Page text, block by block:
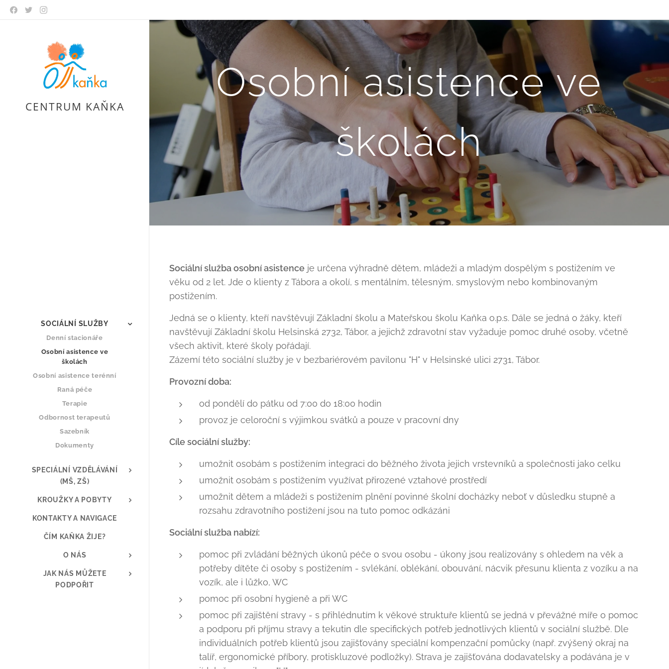
CENTRUM KAŇKA
SOCIÁLNÍ SLUŽBY
Denní stacionáře
Osobní asistence ve
školách
Osobní asistence terénní
Raná péče
Terapie
Odbornost terapeutů
Sazebník
Dokumenty
SPECIÁLNÍ VZDĚLÁVÁNÍ
(MŠ, ZŠ)
KROUŽKY A POBYTY
KONTAKTY A NAVIGACE
ČÍM KAŇKA ŽIJE?
O NÁS
JAK NÁS MŮŽETE
PODPOŘIT
Osobní asistence ve
školách
Sociální služba osobní asistence je určena výhradně dětem, mládeži a mladým dospělým s postižením ve
věku od 2 let. Jde o klienty z Tábora a okolí, s mentálním, tělesným, smyslovým nebo kombinovaným
postižením.
Jedná se o klienty, kteří navštěvují Základní školu a Mateřskou školu Kaňka o.p.s. Dále se jedná o žáky, kteří
navštěvují Základní školu Helsinská 2732, Tábor, a jejichž zdravotní stav vyžaduje pomoc druhé osoby, včetně
všech aktivit, které školy pořádají.
Zázemí této sociální služby je v bezbariérovém pavilonu "H" v Helsinské ulici 2731, Tábor.
Provozní doba:
od pondělí do pátku od 7:00 do 18:00 hodin
provoz je celoroční s výjimkou svátků a pouze v pracovní dny
Cíle sociální služby:
umožnit osobám s postižením integraci do běžného života jejich vrstevníků a společnosti jako celku
umožnit osobám s postižením využívat přirozené vztahové prostředí
umožnit dětem a mládeži s postižením plnění povinné školní docházky neboť v důsledku stupně a
rozsahu zdravotního postižení jsou na tuto pomoc odkázáni
Sociální služba nabízí:
pomoc při zvládání běžných úkonů péče o svou osobu - úkony jsou realizovány s ohledem na věk a
potřeby dítěte či osoby s postižením - svlékání, oblékání, obouvání, nácvik přesunu klienta z vozíku a na
vozík, ale i lůžko, WC
pomoc při osobní hygieně a při WC
pomoc při zajištění stravy - s přihlédnutím k věkové struktuře klientů se jedná v převážné míře o pomoc
a podporu při příjmu stravy a tekutin dle specifických potřeb jednotlivých klientů v sociální službě. Dle
individuálních potřeb klientů jsou zajišťovány speciální kompenzační pomůcky (např. zvýšený okraj na
talíř, ergonomické příbory, protiskluzové podložky). Strava je zajišťována dodavatelsky a podávána je v